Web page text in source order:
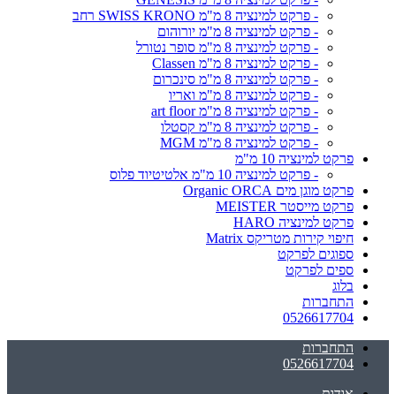
- פרקט למינציה 8 מ"מ SWISS KRONO רחב
- פרקט למינציה 8 מ"מ יורוהום
- פרקט למינציה 8 מ"מ סופר נטורל
- פרקט למינציה 8 מ"מ Classen
- פרקט למינציה 8 מ"מ סינכרום
- פרקט למינציה 8 מ"מ ואריו
- פרקט למינציה 8 מ"מ art floor
- פרקט למינציה 8 מ"מ קסטלו
- פרקט למינציה 8 מ"מ MGM
פרקט למינציה 10 מ"מ
- פרקט למינציה 10 מ"מ אלטיטיוד פלוס
פרקט מוגן מים Organic ORCA
פרקט מייסטר MEISTER
פרקט למינציה HARO
חיפוי קירות מטריקס Matrix
ספוגים לפרקט
ספים לפרקט
בלוג
התחברות
0526617704
התחברות
0526617704